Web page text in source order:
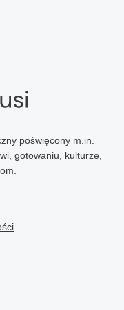
poświęcony m.in.
gotowaniu, kulturze,